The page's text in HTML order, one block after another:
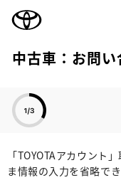
中古車：お問い
「TOYOTAアカウント
ま情報の入力を省略でき